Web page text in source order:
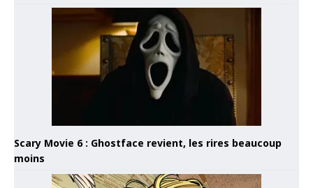
Scary Movie 6 : Ghostface revient, les rires beaucoup
moins